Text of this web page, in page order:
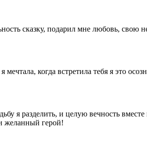
сказку, подарил мне любовь, свою
когда встретила тебя я это
я разделить, и целую вечность
желанный герой!